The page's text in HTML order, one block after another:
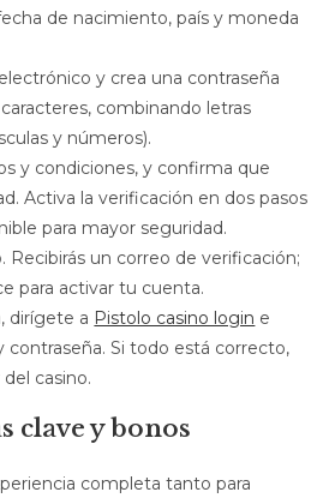
de nacimiento, país y moneda
y crea una contraseña
combinando letras
y números).
y condiciones, y confirma que
Activa la verificación en dos pasos
para mayor seguridad.
Recibirás un correo de verificación;
para activar tu cuenta.
dirígete a Pistolo casino login e
contraseña. Si todo está correcto,
casino.
clave y bonos
completa tanto para